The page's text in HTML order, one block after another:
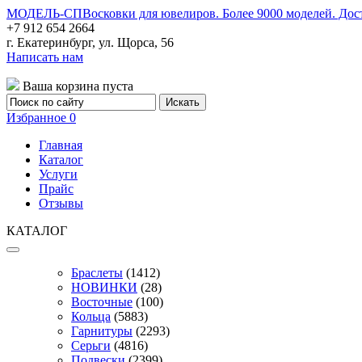
МОДЕЛЬ-СПВосковки для ювелиров. Более 9000 моделей.
+7 912 654 2664
г. Екатеринбург, ул. Щорса, 56
Написать нам
Ваша корзина пуста
Избранное 0
Главная
Каталог
Услуги
Прайс
Отзывы
КАТАЛОГ
Браслеты (1412)
НОВИНКИ (28)
Восточные (100)
Кольца (5883)
Гарнитуры (2293)
Серьги (4816)